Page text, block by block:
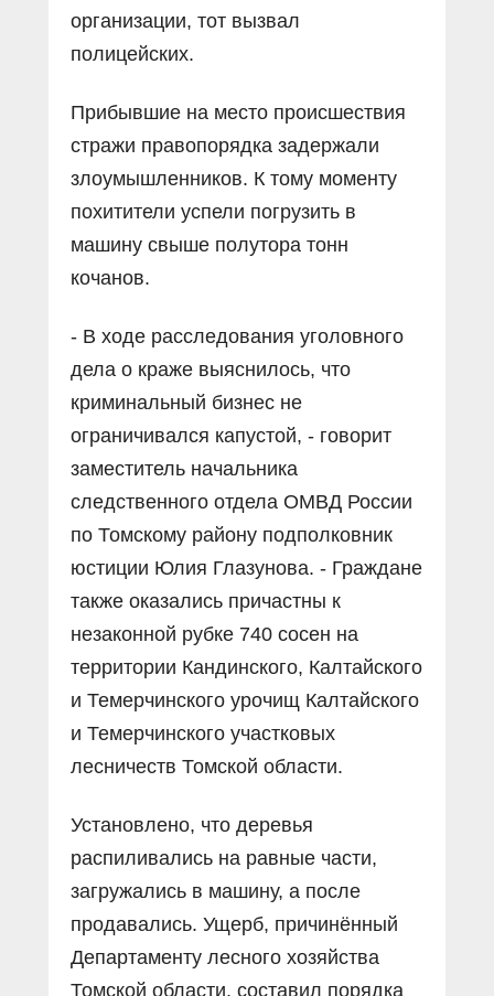
организации, тот вызвал
полицейских.
Прибывшие на место происшествия
стражи правопорядка задержали
злоумышленников. К тому моменту
похитители успели погрузить в
машину свыше полутора тонн
кочанов.
- В ходе расследования уголовного
дела о краже выяснилось, что
криминальный бизнес не
ограничивался капустой, - говорит
заместитель начальника
следственного отдела ОМВД России
по Томскому району подполковник
юстиции Юлия Глазунова. - Граждане
также оказались причастны к
незаконной рубке 740 сосен на
территории Кандинского, Калтайского
и Темерчинского урочищ Калтайского
и Темерчинского участковых
лесничеств Томской области.
Установлено, что деревья
распиливались на равные части,
загружались в машину, а после
продавались. Ущерб, причинённый
Департаменту лесного хозяйства
Томской области, составил порядка